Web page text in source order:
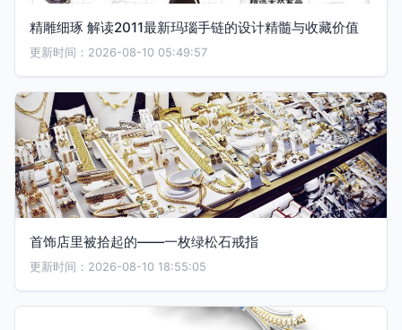
精雕细琢 解读2011最新玛瑙手链的设计精髓与收藏价值
更新时间：2026-08-10 05:49:57
首饰店里被拾起的——一枚绿松石戒指
更新时间：2026-08-10 18:55:05